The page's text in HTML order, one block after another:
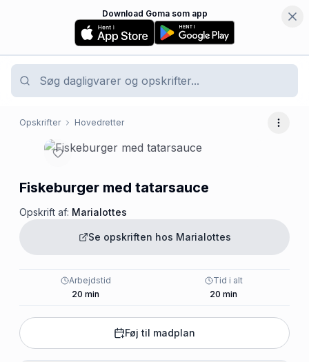
Download Goma som app
Opskrifter Hovedretter Flere
Fiskeburger med tatarsauce
Opskrift af: Marialottes
Se opskriften hos Marialottes
Arbejdstid
20 min
Tid i alt
20 min
Føj til madplan